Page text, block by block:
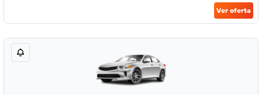
Ver oferta